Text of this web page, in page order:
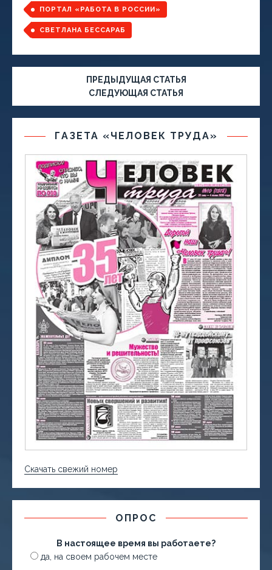
ПОРТАЛ «РАБОТА В РОССИИ»
СВЕТЛАНА БЕССАРАБ
ПРЕДЫДУЩАЯ СТАТЬЯ
СЛЕДУЮЩАЯ СТАТЬЯ
ГАЗЕТА «ЧЕЛОВЕК ТРУДА»
Скачать свежий номер
ОПРОС
В настоящее время вы работаете?
да, на своем рабочем месте